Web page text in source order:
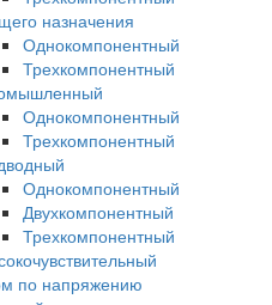
назначения
Однокомпонентный
Трехкомпонентный
Однокомпонентный
Трехкомпонентный
Однокомпонентный
Двухкомпонентный
Трехкомпонентный
по напряжению